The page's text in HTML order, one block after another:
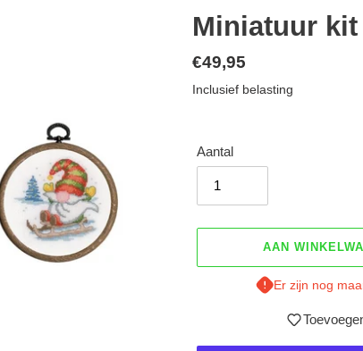
Miniatuur
Normale
prijs
€49,95
Inclusief belasting
Aantal
AAN
Er zijn nog